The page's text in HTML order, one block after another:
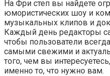
На Фри степ вы найдете
юмористических шоу и
музыкальных клипов и
Каждый день редакторы
чтобы пользователи
самыми свежими и
того, чем вы
именно то, что нужно вам.